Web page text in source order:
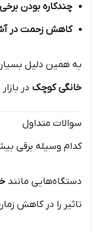
چندکاره بودن
کاهش زحمت در
به همین دلیل
خانگی کوچک در
سوالات متداول
کدام وسیله برقی
دستگاه‌هایی مانند
تاثیر را در کاهش